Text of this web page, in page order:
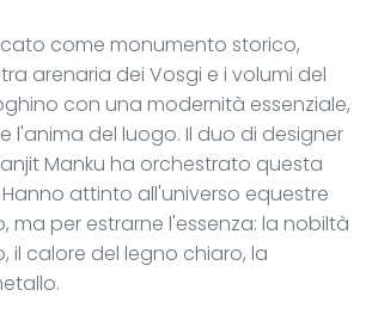
come monumento storico,
arenaria dei Vosgi e i volumi del
con una modernità essenziale,
l'anima del luogo. Il duo di designer
Manku ha orchestrato questa
attinto all'universo equestre
ma per estrarne l'essenza: la nobiltà
il calore del legno chiaro, la